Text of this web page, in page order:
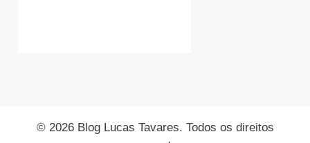
© 2026 Blog Lucas Tavares. Todos os direitos